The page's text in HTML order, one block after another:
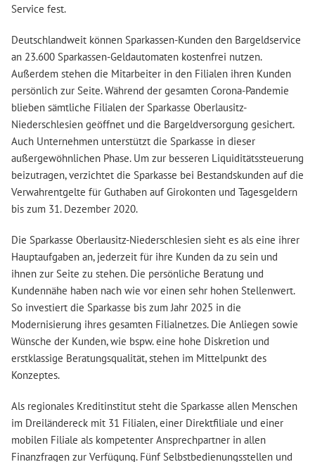
Service fest.
Deutschlandweit können Sparkassen-Kunden den Bargeldservice
an 23.600 Sparkassen-Geldautomaten kostenfrei nutzen.
Außerdem stehen die Mitarbeiter in den Filialen ihren Kunden
persönlich zur Seite. Während der gesamten Corona-Pandemie
blieben sämtliche Filialen der Sparkasse Oberlausitz-
Niederschlesien geöffnet und die Bargeldversorgung gesichert.
Auch Unternehmen unterstützt die Sparkasse in dieser
außergewöhnlichen Phase. Um zur besseren Liquiditätssteuerung
beizutragen, verzichtet die Sparkasse bei Bestandskunden auf die
Verwahrentgelte für Guthaben auf Girokonten und Tagesgeldern
bis zum 31. Dezember 2020.
Die Sparkasse Oberlausitz-Niederschlesien sieht es als eine ihrer
Hauptaufgaben an, jederzeit für ihre Kunden da zu sein und
ihnen zur Seite zu stehen. Die persönliche Beratung und
Kundennähe haben nach wie vor einen sehr hohen Stellenwert.
So investiert die Sparkasse bis zum Jahr 2025 in die
Modernisierung ihres gesamten Filialnetzes. Die Anliegen sowie
Wünsche der Kunden, wie bspw. eine hohe Diskretion und
erstklassige Beratungsqualität, stehen im Mittelpunkt des
Konzeptes.
Als regionales Kreditinstitut steht die Sparkasse allen Menschen
im Dreiländereck mit 31 Filialen, einer Direktfiliale und einer
mobilen Filiale als kompetenter Ansprechpartner in allen
Finanzfragen zur Verfügung. Fünf Selbstbedienungsstellen und